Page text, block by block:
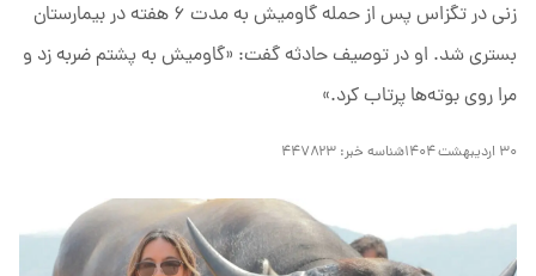
زنی در تگزاس پس از حمله گاومیش به مدت ۶ هفته در بیمارستان
بستری شد. او در توصیف حادثه گفت: «گاومیش به پشتم ضربه زد و
مرا روی بوته‌ها پرتاب کرد.»
۳۰ اردیبهشت ۱۴۰۴ شناسه خبر: ۴۴۷۸۲۳